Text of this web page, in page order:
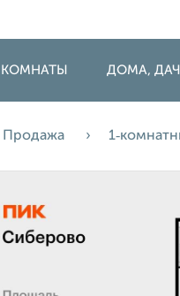
КОМНАТЫ ДОМА,
Продажа